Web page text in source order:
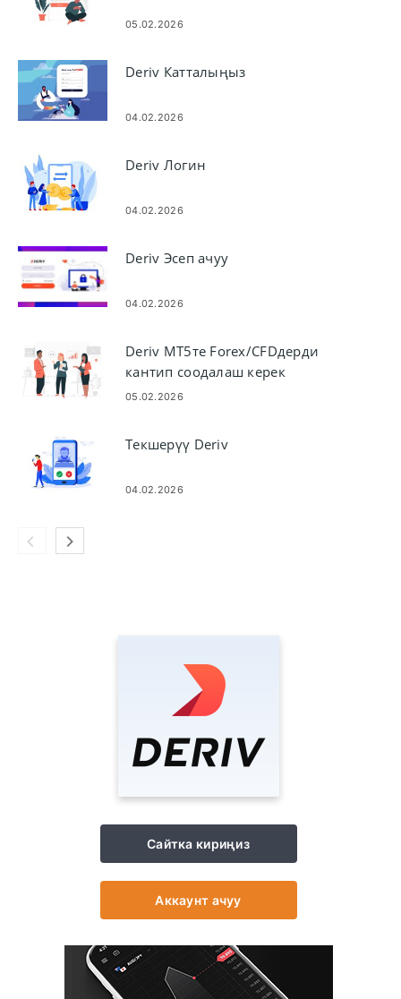
05.02.2026
Deriv Катталыңыз
04.02.2026
Deriv Логин
04.02.2026
Deriv Эсеп ачуу
04.02.2026
Deriv MT5те Forex/CFDдерди
кантип соодалаш керек
05.02.2026
Текшерүү Deriv
04.02.2026
Сайтка кириңиз
Аккаунт ачуу